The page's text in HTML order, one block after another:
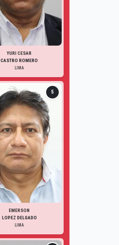
YURI CESAR
CASTRO ROMERO
LIMA
5
EMERSON
LOPEZ DELGADO
LIMA